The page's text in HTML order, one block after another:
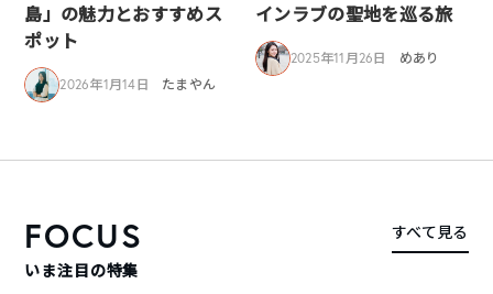
島」の魅力とおすすめス
ポット
2026年1月14日 たまやん
インラブの聖地を巡る旅
2025年11月26日 めあり
FOCUS
いま注目の特集
すべて見る